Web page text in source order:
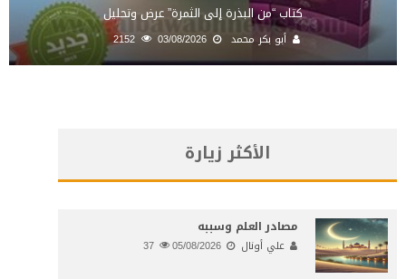
كتاب “من البذرة إلى الثمرة” عرض وتحليل
أبو بكر محمد 03/08/2026
2152
الأكثر زيارة
مصادر العلم وسببه
علي أونال 05/08/2026